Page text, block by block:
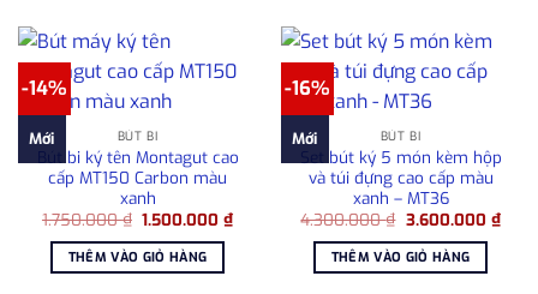
-14%
Mới BÚT BI
Bút bi ký tên Montagut cao
cấp MT150 Carbon màu
xanh
1.750.000₫ Giá
là:
1.750.000 ₫.
1.500.000₫Giá
hiện
1.500.000 ₫.
THÊM VÀO GIỎ HÀNG
-16%
Mới BÚT BI
Set bút ký 5 món kèm hộp
và túi đựng cao cấp màu
xanh – MT36
4.300.000₫ Giá
là:
4.300.000 ₫.
3.600.000 ₫Giá
hiện
THÊM VÀO GIỎ HÀNG